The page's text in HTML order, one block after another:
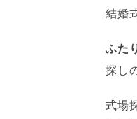
結婚
ふた
探し
式場